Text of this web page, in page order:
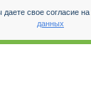
свое согласие на
данных